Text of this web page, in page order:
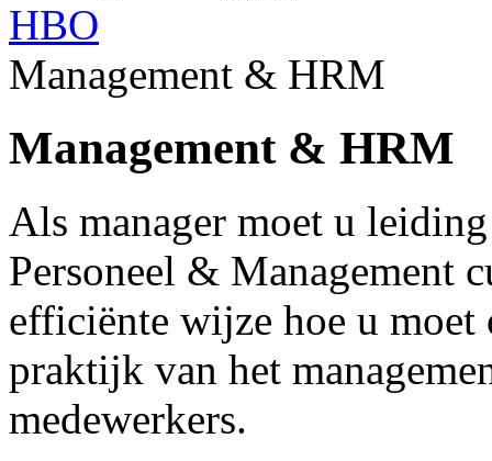
HBO
Management & HRM
Management & HRM
Als manager moet u
Personeel & Management
efficiënte wijze hoe u moet
praktijk van het
medewerkers.